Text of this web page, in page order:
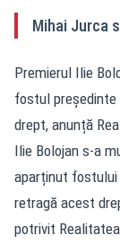
Mihai Jurca
Premierul Ilie
fostul președinte
drept, anunță
Ilie Bolojan s-a
aparținut fostului
retragă acest
potrivit